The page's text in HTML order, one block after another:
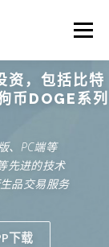
Menu
载
资，包括比特
币DOGE系列
、PC端等
先进的技术
品交易服务
下载